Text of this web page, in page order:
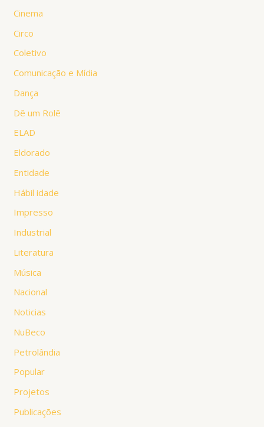
Cinema
Circo
Coletivo
Comunicação e Mídia
Dança
Dê um Rolê
ELAD
Eldorado
Entidade
Hábil idade
Impresso
Industrial
Literatura
Música
Nacional
Noticias
NuBeco
Petrolândia
Popular
Projetos
Publicações